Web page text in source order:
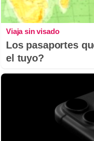
Viaja sin visado
Los pasaportes
el tuyo?